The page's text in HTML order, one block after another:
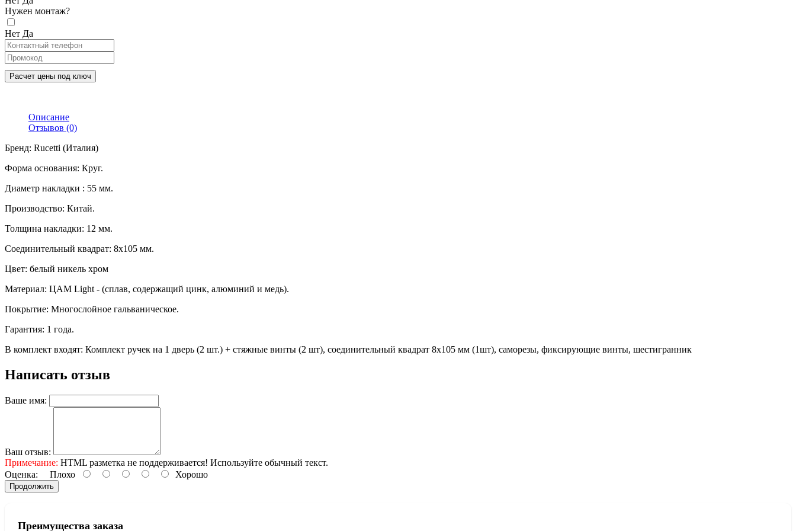
Нужен монтаж?
Нет Да
Расчет цены под ключ
Описание
Отзывов (0)
Бренд: Rucetti (Италия)
Форма основания: Круг.
Диаметр накладки : 55 мм.
Производство: Китай.
Толщина накладки: 12 мм.
Соединительный квадрат: 8x105 мм.
Цвет: белый никель хром
Материал: ЦАМ Light - (сплав, содержащий цинк, алюминий и медь).
Покрытие: Многослойное гальваническое.
Гарантия: 1 года.
В комплект входят: Комплект ручек на 1 дверь (2 шт.) + стяжные винты (2 шт), соединительный квадрат 8x105 мм (1шт), саморезы, фиксирующие винты, шестигранник
Написать отзыв
Ваше имя:
Ваш отзыв:
Примечание: HTML разметка не поддерживается! Используйте обычный текст.
Оценка: Плохо Хорошо
Продолжить
Преимущества заказа